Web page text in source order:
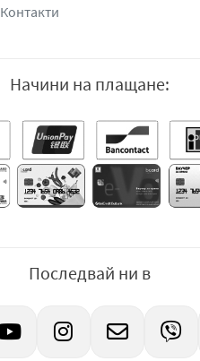
Контакти
Начини на плащане:
Последвай ни в